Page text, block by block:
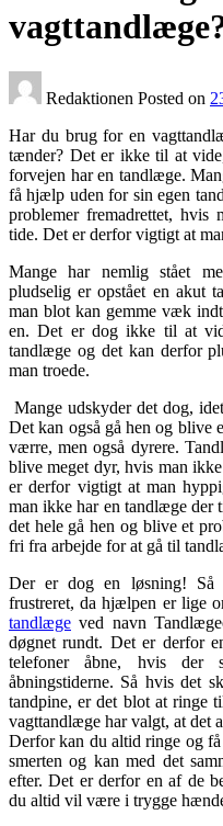
Redaktionen Posted on
Har du brug for en
tænder? Det er ikke til at
forvejen har en tandlæge.
få hjælp uden for sin egen
problemer fremadrettet,
tide. Det er derfor vigtigt at
Mange har nemlig stået
pludselig er opstået en akut
man blot kan gemme væk
en. Det er dog ikke til at
tandlæge og det kan derfor
man troede.
Mange udskyder det dog,
Det kan også gå hen og blive
værre, men også dyrere.
blive meget dyr, hvis man
er derfor vigtigt at man
man ikke har en tandlæge der
det hele gå hen og blive et
fri fra arbejde for at gå til
Der er dog en løsning!
frustreret, da hjælpen er lige
tandlæge ved navn
døgnet rundt. Det er derfor
telefoner åbne, hvis der
åbningstiderne. Så hvis det
tandpine, er det blot at ringe
vagttandlæge har valgt, at
Derfor kan du altid ringe og
smerten og kan med det
efter. Det er derfor en af de
du altid vil være i trygge